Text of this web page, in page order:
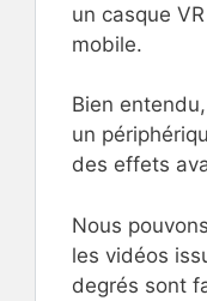
un casque
mobile.
Bien
un
des effets
Nous
les vidéos
degrés sont